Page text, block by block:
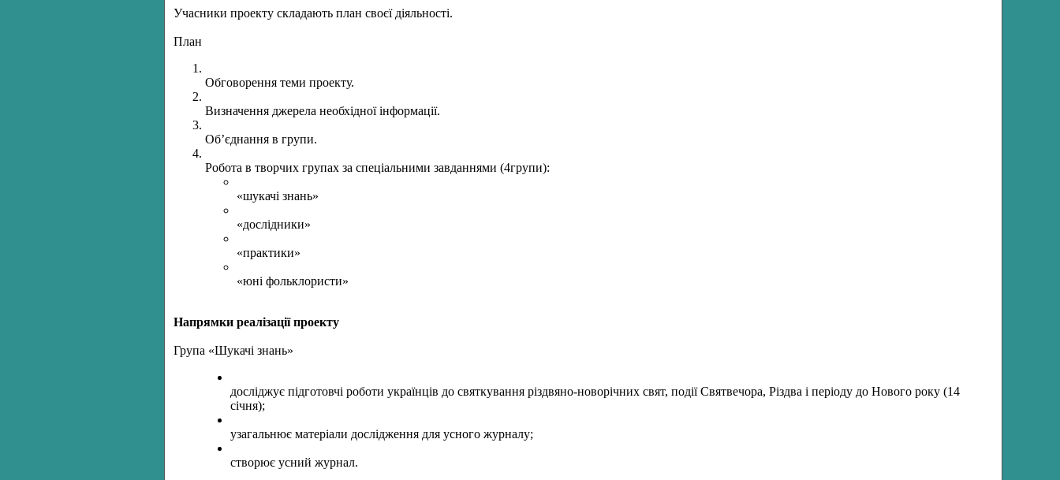
Учасники проекту складають план своєї діяльності.
План
Обговорення теми проекту.
Визначення джерела необхідної інформації.
Об’єднання в групи.
Робота в творчих групах за спеціальними завданнями (4групи):
«шукачі знань»
«дослідники»
«практики»
«юні фольклористи»
Напрямки реалізації проекту
Група «Шукачі знань»
досліджує підготовчі роботи українців до святкування різдвяно-новорічних свят, події Святвечора, Різдва і періоду до Нового року (14
січня);
узагальнює матеріали дослідження для усного журналу;
створює усний журнал.